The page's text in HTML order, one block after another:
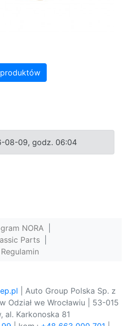
08-09, godz. 06:04
NORA
Parts
Regulamin
| Auto Group Polska Sp. z
Odział we Wrocławiu | 53-015
al. Karkonoska 81